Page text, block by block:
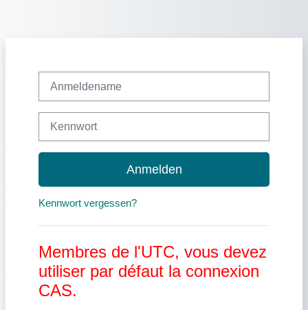
Kennwort
Anmelden
Kennwort vergessen?
Membres de l'UTC, vous devez
utiliser par défaut la connexion
CAS.